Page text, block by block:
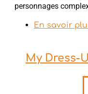
personnages
En savoir
My Dress-